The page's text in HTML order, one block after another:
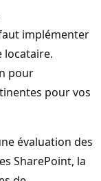
implémenter
locataire.
pour
pour vos
évaluation des
SharePoint, la